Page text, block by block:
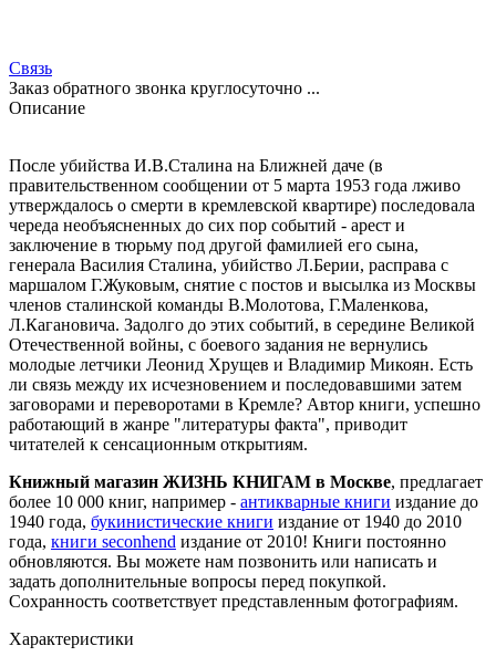
Связь
Заказ обратного звонка круглосуточно ...
Описание
После убийства И.В.Сталина на Ближней даче (в
правительственном сообщении от 5 марта 1953 года лживо
утверждалось о смерти в кремлевской квартире) последовала
череда необъясненных до сих пор событий - арест и
заключение в тюрьму под другой фамилией его сына,
генерала Василия Сталина, убийство Л.Берии, расправа с
маршалом Г.Жуковым, снятие с постов и высылка из Москвы
членов сталинской команды В.Молотова, Г.Маленкова,
Л.Кагановича. Задолго до этих событий, в середине Великой
Отечественной войны, с боевого задания не вернулись
молодые летчики Леонид Хрущев и Владимир Микоян. Есть
ли связь между их исчезновением и последовавшими затем
заговорами и переворотами в Кремле? Автор книги, успешно
работающий в жанре "литературы факта", приводит
читателей к сенсационным открытиям.
Книжный магазин ЖИЗНЬ КНИГАМ в Москве, предлагает
более 10 000 книг, например - антикварные книги издание до
1940 года, букинистические книги издание от 1940 до 2010
года, книги seconhend издание от 2010! Книги постоянно
обновляются. Вы можете нам позвонить или написать и
задать дополнительные вопросы перед покупкой.
Сохранность соответствует представленным фотографиям.
Характеристики